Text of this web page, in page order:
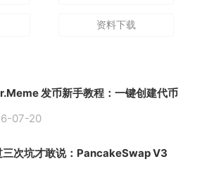
资料下载
发币新手教程：一键创建代币
07-20
三次坑才敢说：PancakeSwap V3